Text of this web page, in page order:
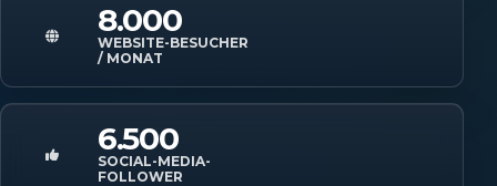
8.000
WEBSITE-BESUCHER
/ MONAT
6.500
SOCIAL-MEDIA-
FOLLOWER